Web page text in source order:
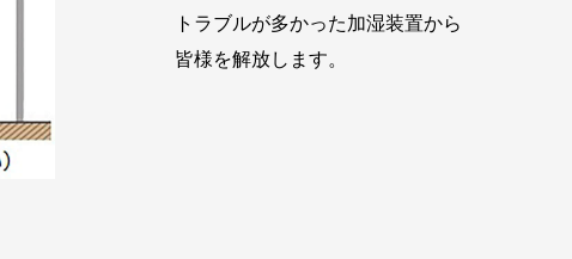
トラブルが多かった加湿装置から
皆様を解放します。